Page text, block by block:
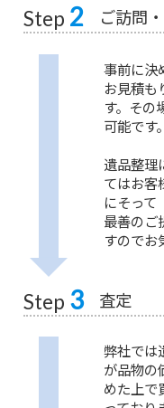
Step 2 ご訪問
事前に決
お見積も
す。その
可能です。
遺品整理
てはお客
にそって
最善のご
すのでお
Step 3 査定
弊社では
が品物の
めた上で